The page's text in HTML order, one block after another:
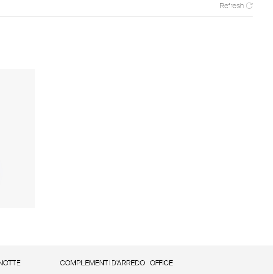
Refresh
COMPLEMENTI D'ARREDO OFFICE